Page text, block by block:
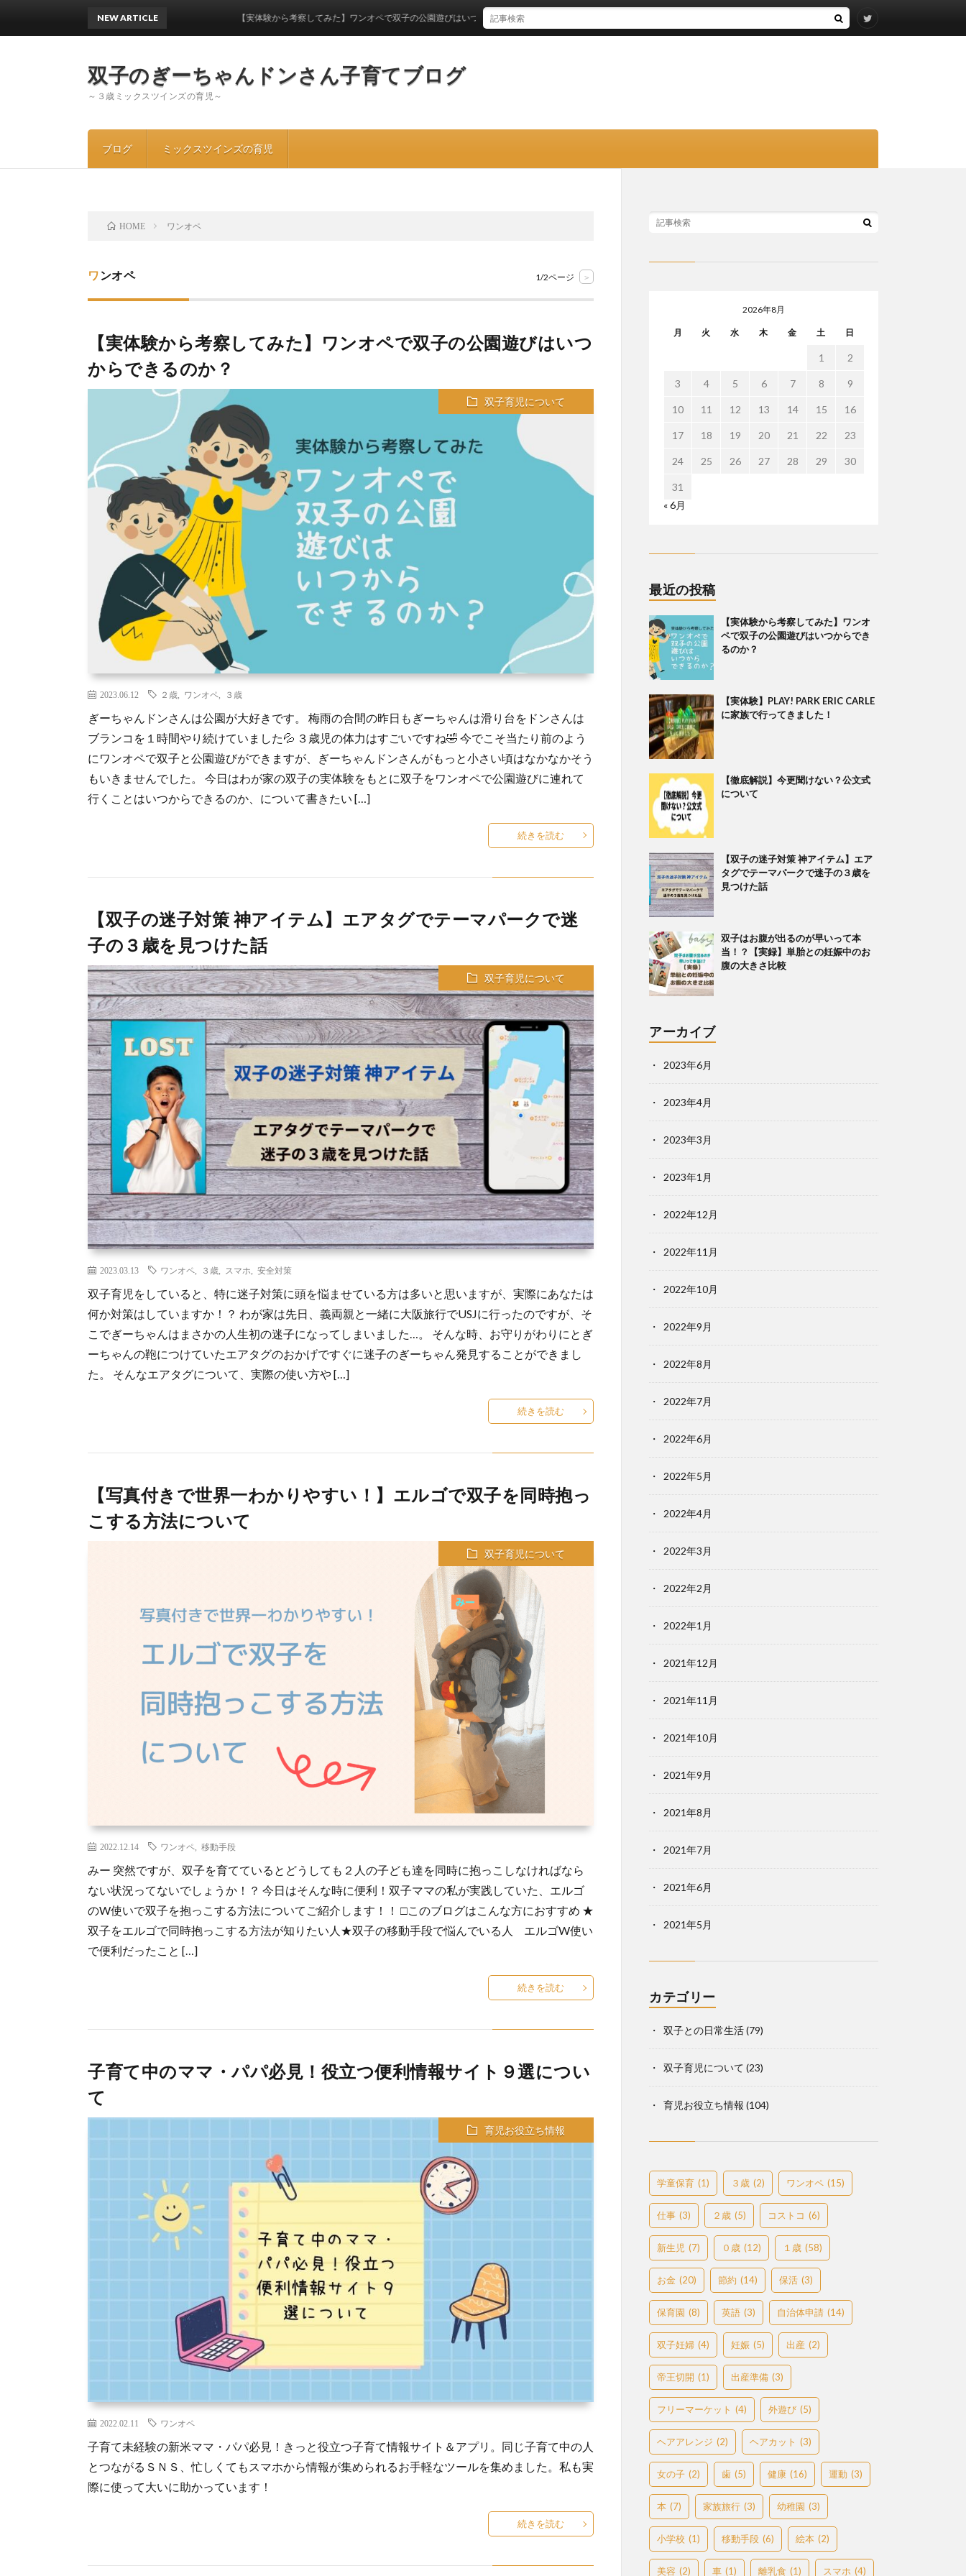
双子のぎーちゃんドンさん子育てブログ
～３歳ミックスツインズの育児～
ブログ ミックスツインズの育児
NEW ARTICLE 【実体験から考察してみた】ワンオペで双子の公園遊びはいつからできるのか？
HOME ワンオペ
ワンオペ 1/2ページ >
【実体験から考察してみた】ワンオペで双子の公園遊びはいつ
からできるのか？
双子育児について
2023.06.12 ２歳 ワンオペ ３歳
ぎーちゃんドンさんは公園が大好きです。 梅雨の合間の昨日もぎーちゃんは滑り台をドンさんは
ブランコを１時間やり続けていました💦 ３歳児の体力はすごいですね🤣 今でこそ当たり前のよう
にワンオペで双子と公園遊びができますが、ぎーちゃんドンさんがもっと小さい頃はなかなかそう
もいきませんでした。 今日はわが家の双子の実体験をもとに双子をワンオペで公園遊びに連れて
行くことはいつからできるのか、について書きたい […]
続きを読む
【双子の迷子対策 神アイテム】エアタグでテーマパークで迷
子の３歳を見つけた話
双子育児について
2023.03.13 ワンオペ ３歳 スマホ 安全対策
双子育児をしていると、特に迷子対策に頭を悩ませている方は多いと思いますが、実際にあなたは
何か対策はしていますか！？ わが家は先日、義両親と一緒に大阪旅行でUSJに行ったのですが、そ
こでぎーちゃんはまさかの人生初の迷子になってしまいました…。 そんな時、お守りがわりにとぎ
ーちゃんの鞄につけていたエアタグのおかげですぐに迷子のぎーちゃん発見することができまし
た。 そんなエアタグについて、実際の使い方や […]
続きを読む
【写真付きで世界一わかりやすい！】エルゴで双子を同時抱っ
こする方法について
双子育児について
2022.12.14 ワンオペ 移動手段
みー 突然ですが、双子を育てているとどうしても２人の子ども達を同時に抱っこしなければなら
ない状況ってないでしょうか！？ 今日はそんな時に便利！双子ママの私が実践していた、エルゴ
のW使いで双子を抱っこする方法についてご紹介します！！ □このブログはこんな方におすすめ ★
双子をエルゴで同時抱っこする方法が知りたい人★双子の移動手段で悩んでいる人 エルゴW使い
で便利だったこと […]
続きを読む
子育て中のママ・パパ必見！役立つ便利情報サイト９選につい
て
育児お役立ち情報
2022.02.11 ワンオペ
子育て未経験の新米ママ・パパ必見！きっと役立つ子育て情報サイト＆アプリ。同じ子育て中の人
とつながるＳＮＳ、忙しくてもスマホから情報が集められるお手軽なツールを集めました。私も実
際に使って大いに助かっています！
続きを読む
2026年8月
月 火 水 木 金 土 日
1 2
3 4 5 6 7 8 9
10 11 12 13 14 15 16
17 18 19 20 21 22 23
24 25 26 27 28 29 30
31
« 6月
最近の投稿
【実体験から考察してみた】ワンオ
ペで双子の公園遊びはいつからでき
るのか？
【実体験】PLAY! PARK ERIC CARLE
に家族で行ってきました！
【徹底解説】今更聞けない？公文式
について
【双子の迷子対策 神アイテム】エア
タグでテーマパークで迷子の３歳を
見つけた話
双子はお腹が出るのが早いって本
当！？【実録】単胎との妊娠中のお
腹の大きさ比較
アーカイブ
2023年6月
2023年4月
2023年3月
2023年1月
2022年12月
2022年11月
2022年10月
2022年9月
2022年8月
2022年7月
2022年6月
2022年5月
2022年4月
2022年3月
2022年2月
2022年1月
2021年12月
2021年11月
2021年10月
2021年9月
2021年8月
2021年7月
2021年6月
2021年5月
カテゴリー
双子との日常生活(79)
双子育児について (23)
育児お役立ち情報 (104)
学童保育 (1) ３歳 (2) ワンオペ (15)
仕事 (3) ２歳 (5) コストコ (6)
新生児 (7) ０歳 (12) １歳 (58)
お金 (20) 節約 (14) 保活 (3)
保育園 (8) 英語 (3) 自治体申請 (14)
双子妊婦 (4) 妊娠 (5) 出産 (2)
帝王切開 (1) 出産準備 (3)
フリーマーケット (4) 外遊び (5)
ヘアアレンジ (2) ヘアカット (3)
女の子 (2) 歯 (5) 健康 (16) 運動 (3)
本 (7) 家族旅行 (3) 幼稚園 (3)
小学校 (1) 移動手段 (6) 絵本 (2)
美容 (2) 車 (1) 離乳食 (1) スマホ (4)